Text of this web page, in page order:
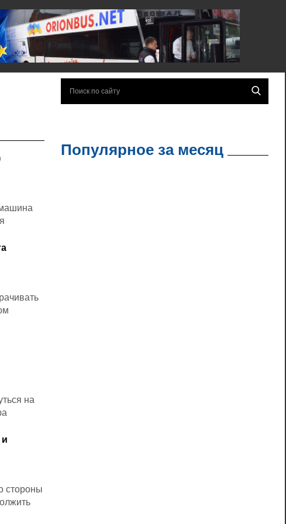
на
стороны
Популярное за месяц